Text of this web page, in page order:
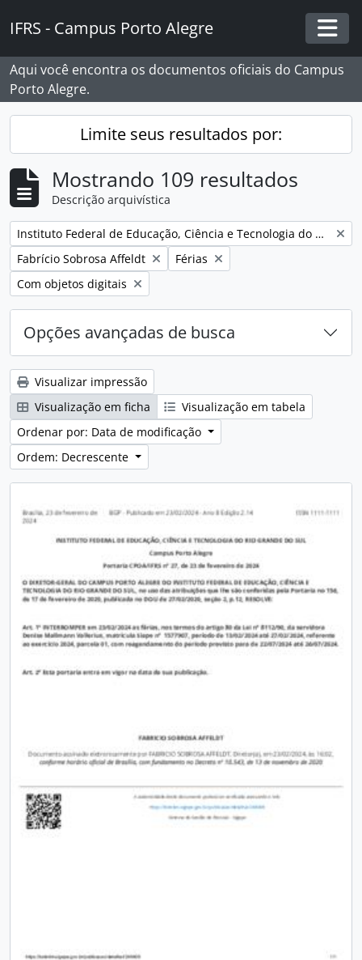
IFRS - Campus Porto Alegre
Aqui você encontra os documentos oficiais do Campus
Porto Alegre.
Limite seus resultados por:
Mostrando 109 resultados
Descrição arquivística
Remover filtro:
Instituto Federal de Educação, Ciência e Tecnologia do Rio Grande do Sul - Campus Porto Alegre
Remover filtro:
Fabrício Sobrosa Affeldt Remover filtro:
Férias
Remover filtro:
Com objetos digitais
Opções avançadas de busca
Visualizar impressão
Visualização em ficha
Visualização em tabela
Ordenar por: Data de modificação
Ordem: Decrescente